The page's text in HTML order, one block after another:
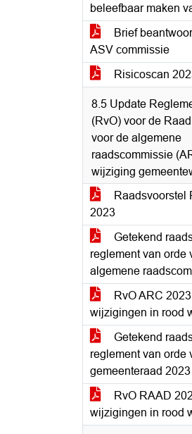
beleefbaar maken
Brief
ASV commissie
Risicoscan
8.5 Update
(RvO) voor de
voor de algemene
raadscommissie
wijziging
Raadsvoorstel
2023
Getekend
reglement van orde
algemene
RvO ARC
wijzigingen in rood
Getekend
reglement van orde
gemeenteraad 2023
RvO RAAD
wijzigingen in rood